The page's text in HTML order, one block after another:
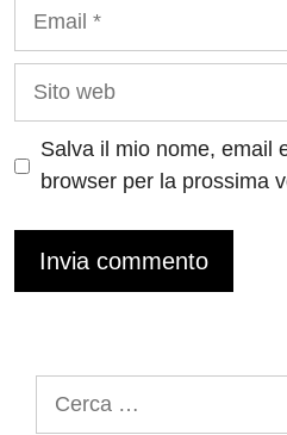
Sito
Salva il mio nome, email
browser per la prossima